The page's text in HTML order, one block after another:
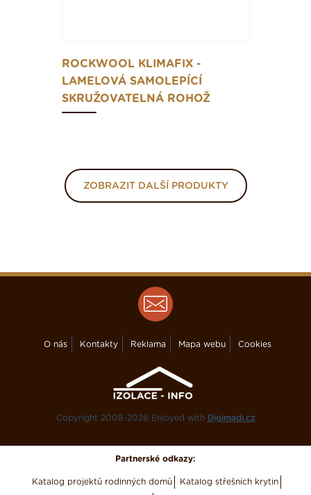
ROCKWOOL KLIMAFIX -
LAMELOVÁ SAMOLEPÍCÍ
SKRUŽOVATELNÁ ROHOŽ
ZOBRAZIT DALŠÍ PRODUKTY
O nás Kontakty Reklama Mapa webu Cookies
Copyright 2008-2026 Enjoyed with Digimadi.cz
Partnerské odkazy:
Katalog projektů rodinných domů Katalog střešních krytin